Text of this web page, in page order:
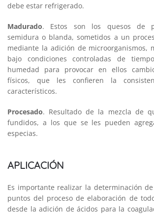
debe estar refrigerado.
Madurado. Estos son los quesos de
semidura o blanda, sometidos a un
mediante la adición de microorganismos,
bajo condiciones controladas de
humedad para provocar en ellos
físicos, que les confieren la
característicos.
Procesado. Resultado de la mezcla de
fundidos, a los que se les pueden
especias.
APLICACIÓN
Es importante realizar la determinación
puntos del proceso de elaboración de
desde la adición de ácidos para la